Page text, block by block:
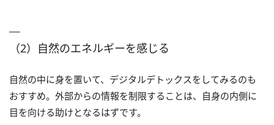
（2）自然のエネルギーを感じる
自然の中に身を置いて、デジタルデトックスをしてみるのも
おすすめ。外部からの情報を制限することは、自身の内側に
目を向ける助けとなるはずです。